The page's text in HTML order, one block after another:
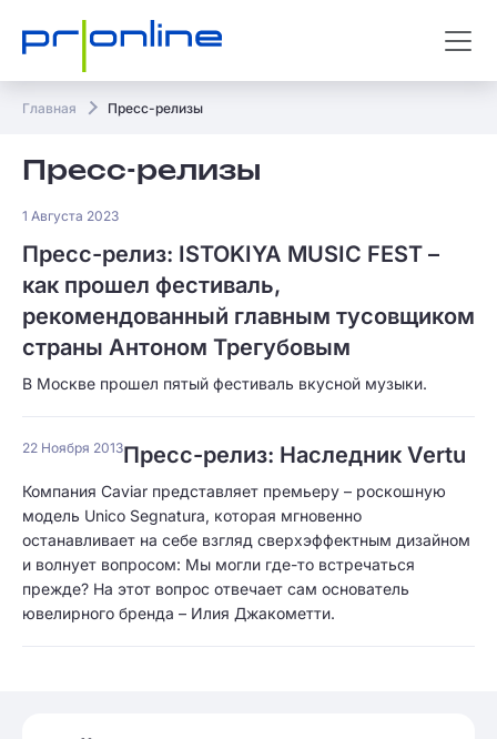
Главная Пресс-релизы
Пресс-релизы
1 Августа 2023
Пресс-релиз: ISTOKIYA MUSIC FEST –
как прошел фестиваль,
рекомендованный главным тусовщиком
страны Антоном Трегубовым
В Москве прошел пятый фестиваль вкусной музыки.
22 Ноября 2013Пресс-релиз: Наследник Vertu
Компания Caviar представляет премьеру – роскошную
модель Unico Segnatura, которая мгновенно
останавливает на себе взгляд сверхэффектным дизайном
и волнует вопросом: Мы могли где-то встречаться
прежде? На этот вопрос отвечает сам основатель
ювелирного бренда – Илия Джакометти.